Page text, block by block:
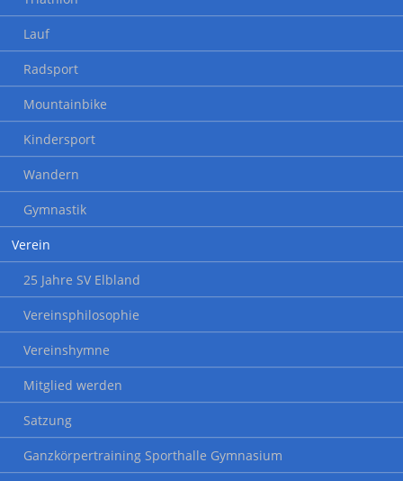
Lauf
Radsport
Mountainbike
Kindersport
Wandern
Gymnastik
Verein
25 Jahre SV Elbland
Vereinsphilosophie
Vereinshymne
Mitglied werden
Satzung
Ganzkörpertraining Sporthalle Gymnasium